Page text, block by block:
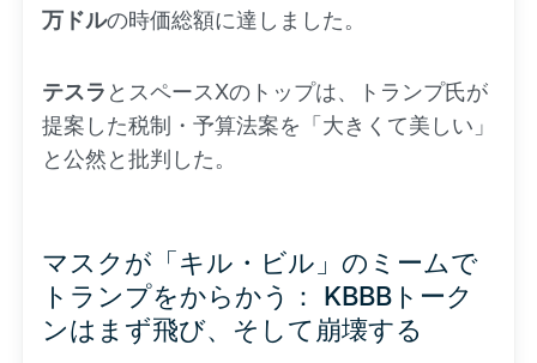
万ドルの時価総額に達しました。
テスラ とスペースXのトップは、トランプ氏が
提案した税制・予算法案を「大きくて美しい」
と公然と批判した。
マスクが「キル・ビル」のミームで
トランプをからかう： KBBBトーク
ンはまず飛び、そして崩壊する